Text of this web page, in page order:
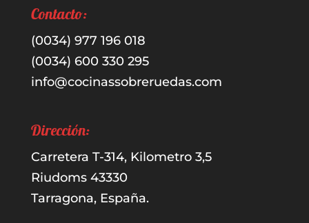
Contacto:
(0034) 977 196 018
(0034) 600 330 295
info@cocinassobreruedas.com
Dirección:
Carretera T-314, Kilometro 3,5
Riudoms 43330
Tarragona, España.